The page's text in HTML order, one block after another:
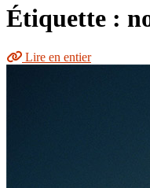
Étiquette :
Lire en entier